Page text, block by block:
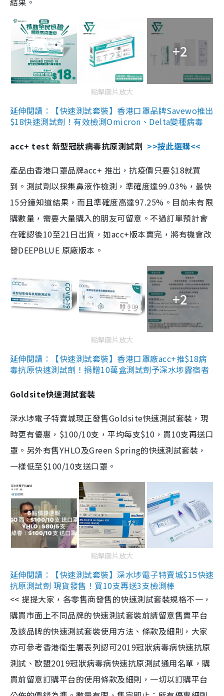
+2
點擊圖片放大
延伸閱讀：【快速測試套裝】香港口罩品牌Savewo推出
$18快速測試劑！有效檢測Omicron、Delta變種病毒
acc+ test 新型冠狀病毒抗原測試劑 >>按此選購<<
產品由香港口罩品牌acc+ 推出，抗疫價只要$18就買
到。測試劑以採集鼻液作檢測，準確度達99.03%，最快
15分鐘知道結果，而且準確度高達97.25%。目前未有限
購數量，需要大量購入的朋友可留意。不過訂單預計會
在確認後10至21日出貨，如acc+版本賣完，將有機會改
發DEEPBLUE 原廠版本。
+2
點擊圖片放大
延伸閱讀：【快速測試套裝】香港口罩廠acc+推$18病
毒抗原快速測試劑！捐贈10萬盒測試劑予深水埗露宿者
Goldsite快速測試套裝
深水埗電子特賣城現正發售Goldsite快速測試套裝，現
時更有優惠，$100/10支，平均每支$10，買10支再送口
罩。另外有售YHLO及Green Spring的快速測試套裝，
一樣低至$100/10支送口罩。
點擊圖片放大
延伸閱讀：【快速測試套裝】深水埗電子特賣城$15快速
抗原測試劑 現貨發售！買10支再送3支檢測棒
<< 提提大家，各零售商發售的快速測試套裝規格不一，
購買市面上不同品牌的快速測試套裝前請留意售賣平台
及該品牌的快速測試套裝使用方法、條款及細則，大家
亦可參考香港衞生署表列認可2019冠狀病毒病快速抗原
測試、歐盟2019冠狀病毒病快速抗原測試通用名單，購
買前留意訂購平台的使用條款及細則，一切以訂購平台